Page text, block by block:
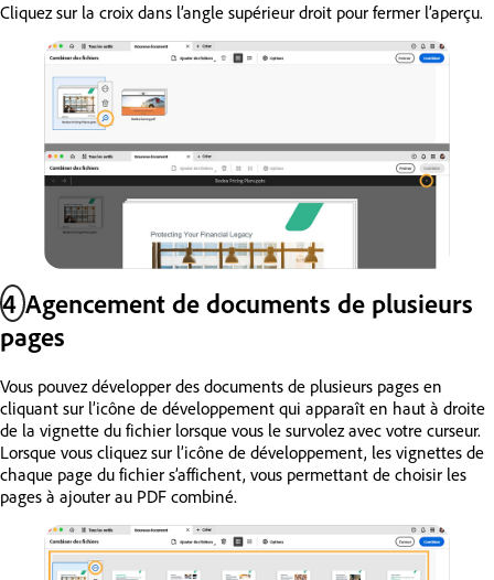
Cliquez sur la croix dans l’angle supérieur droit pour fermer l’aperçu.
4Agencement de documents de plusieurs
pages
Vous pouvez développer des documents de plusieurs pages en
cliquant sur l’icône de développement qui apparaît en haut à droite
de la vignette du fichier lorsque vous le survolez avec votre curseur.
Lorsque vous cliquez sur l’icône de développement, les vignettes de
chaque page du fichier s’affichent, vous permettant de choisir les
pages à ajouter au PDF combiné.